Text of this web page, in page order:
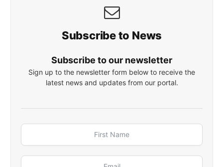
Subscribe to News
Subscribe to our newsletter
Sign up to the newsletter form below to receive the
latest news and updates from our portal.